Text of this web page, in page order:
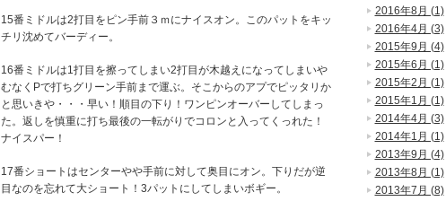
15番ミドルは2打目をピン手前３ｍにナイスオン。このパットをキッ
チリ沈めてバーディー。
16番ミドルは1打目を擦ってしまい2打目が木越えになってしまいや
むなくPで打ちグリーン手前まで運ぶ。そこからのアプでピッタリか
と思いきや・・・早い！順目の下り！ワンピンオーバーしてしまっ
た。返しを慎重に打ち最後の一転がりでコロンと入ってくっれた！
ナイスパー！
17番ショートはセンターやや手前に対して奥目にオン。下りだが逆
目なのを忘れて大ショート！3パットにしてしまいボギー。
2016年8月 (1)
2016年4月 (3)
2015年9月 (4)
2015年6月 (1)
2015年2月 (1)
2015年1月 (1)
2014年4月 (3)
2014年1月 (1)
2013年9月 (4)
2013年8月 (1)
2013年7月 (8)